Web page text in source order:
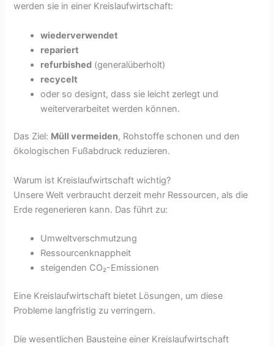
werden sie in einer Kreislaufwirtschaft:
wiederverwendet
repariert
refurbished (generalüberholt)
recycelt
oder so designt, dass sie leicht zerlegt und
weiterverarbeitet werden können.
Das Ziel: Müll vermeiden, Rohstoffe schonen und den
ökologischen Fußabdruck reduzieren.
Warum ist Kreislaufwirtschaft wichtig?
Unsere Welt verbraucht derzeit mehr Ressourcen, als die
Erde regenerieren kann. Das führt zu:
Umweltverschmutzung
Ressourcenknappheit
steigenden CO₂-Emissionen
Eine Kreislaufwirtschaft bietet Lösungen, um diese
Probleme langfristig zu verringern.
Die wesentlichen Bausteine einer Kreislaufwirtschaft